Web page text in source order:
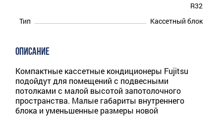
R32
Тип
Кассетный блок
ОПИСАНИЕ
Компактные кассетные кондиционеры Fujitsu
подойдут для помещений с подвесными
потолками с малой высотой запотолочного
пространства. Малые габариты внутреннего
блока и уменьшенные размеры новой